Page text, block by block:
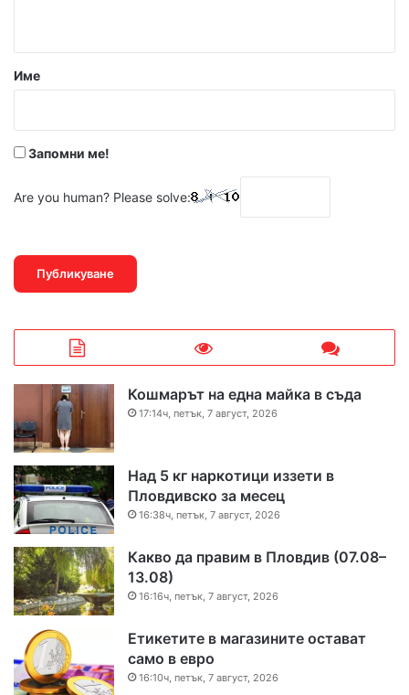
р
Име
Запомни ме!
Are you human? Please solve:
Кошмарът на една майка в съда
17:14ч, петък, 7 август, 2026
Над 5 кг наркотици иззети в
Пловдивско за месец
16:38ч, петък, 7 август, 2026
Какво да правим в Пловдив (07.08–
13.08)
16:16ч, петък, 7 август, 2026
Етикетите в магазините остават
само в евро
16:10ч, петък, 7 август, 2026